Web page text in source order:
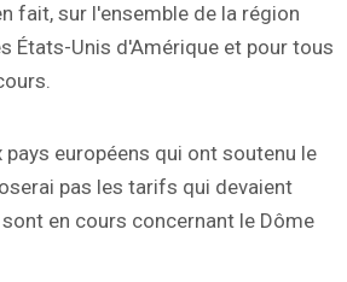
fait, sur l'ensemble de la région
États-Unis d'Amérique et pour tous
européens qui ont soutenu le
pas les tarifs qui devaient
en cours concernant le Dôme